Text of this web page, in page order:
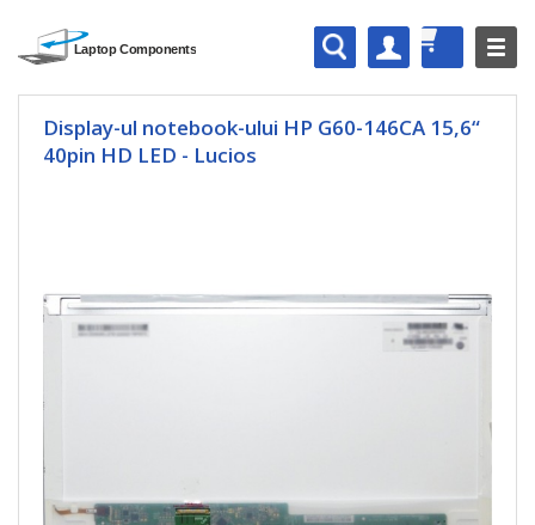
Display-ul notebook-ului HP G60-146CA 15,6“
40pin HD LED - Lucios